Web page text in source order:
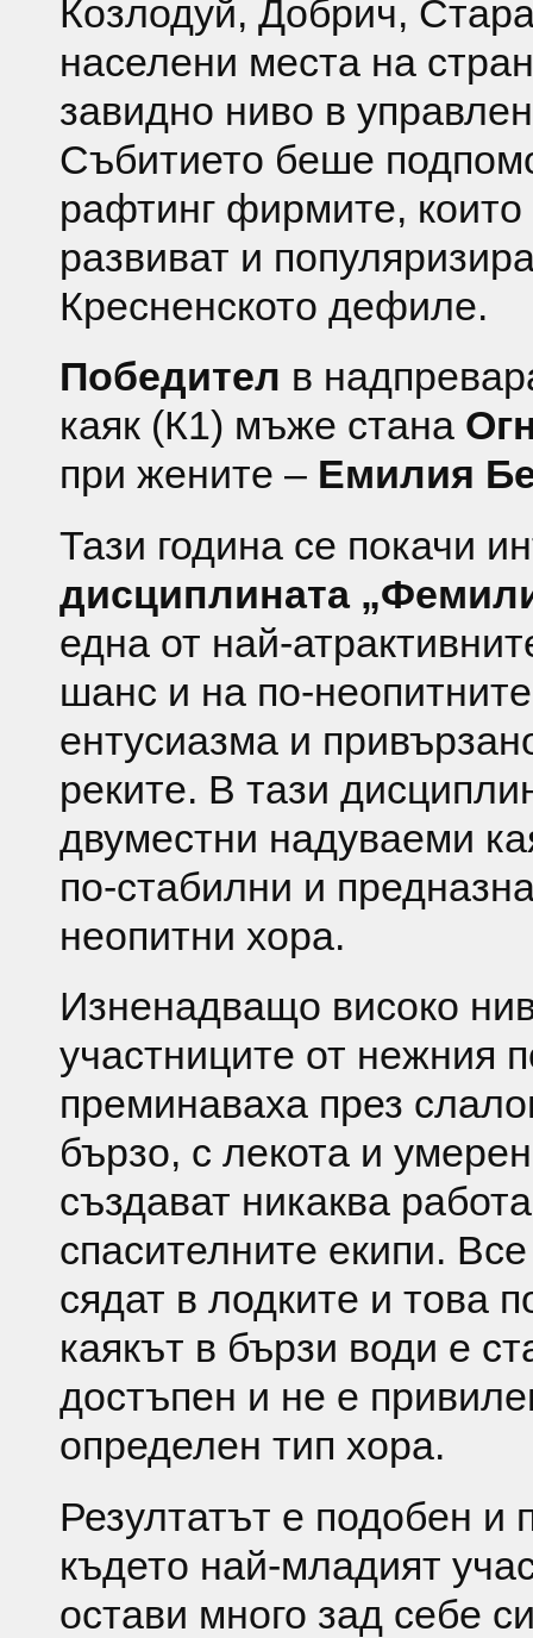
Козлодуй, Добрич,
населени места на
завидно ниво в
Събитието беше
рафтинг фирмите, които
развиват и
Кресненското дефиле.
Победител в
каяк (К1) мъже стана
при жените – Емилия
Тази година се покачи
дисциплината
една от най-
шанс и на по-
ентусиазма и
реките. В тази
двуместни надуваеми
по-стабилни и
неопитни хора.
Изненадващо високо
участниците от нежния
преминаваха през
бързо, с лекота и
създават никаква
спасителните екипи.
сядат в лодките и това
каякът в бързи води е
достъпен и не е
определен тип хора.
Резултатът е подобен и
където най-младият
остави много зад себе